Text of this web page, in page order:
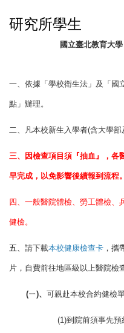
研究所學生
國立臺北教育大
一、依據「學校衛生法」及「國
點」辦理。
二、凡本校新生入學者(含大學部
三、因檢查項目須 『 抽血』 ，各
早完成，以免影響後續報到流程。
四、一般醫院體檢、勞工體檢、
健檢。
五、 請下載本校健康檢查卡 ，攜
片，自費前往地區級以上醫院檢
(ㄧ)、 可親赴本校合約健檢
(1)到院前須事先預